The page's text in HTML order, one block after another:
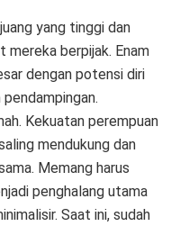
yang tinggi dan
berpijak. Enam
dengan potensi diri
Kekuatan perempuan
mendukung dan
Memang harus
penghalang utama
Saat ini, sudah